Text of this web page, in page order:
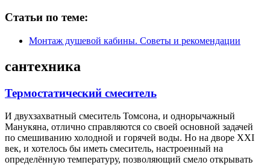
Статьи по теме:
Монтаж душевой кабины. Советы и рекомендации
сантехника
Термостатический смеситель
И двухзахватный смеситель Томсона, и однорычажный
Манукяна, отлично справляются со своей основной задачей
по смешиванию холодной и горячей воды. Но на дворе XXI
век, и хотелось бы иметь смеситель, настроенный на
определённую температуру, позволяющий смело открывать